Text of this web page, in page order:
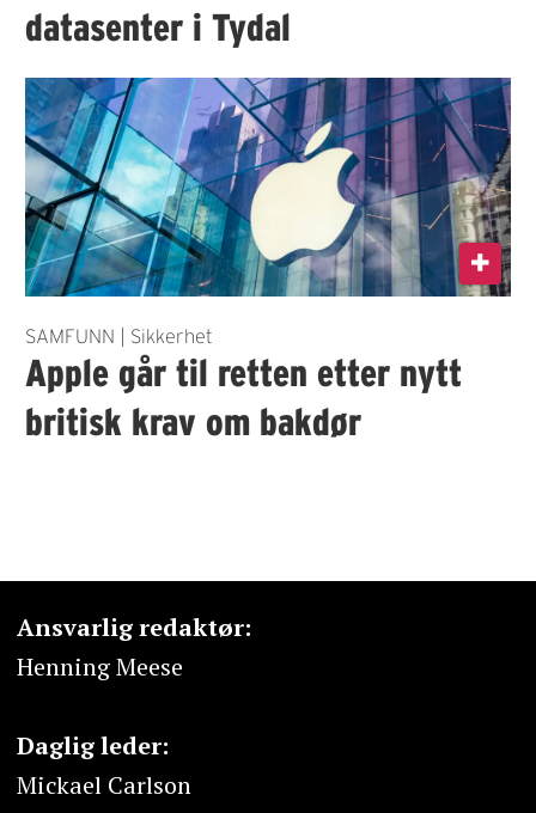
datasenter i Tydal
SAMFUNN | Sikkerhet
Apple går til retten etter nytt
britisk krav om bakdør
Ansvarlig redaktør:
Henning Meese
Daglig leder:
Mickael Carlson